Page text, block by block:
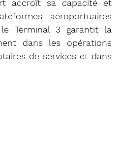
accroît sa capacité et
aéroportuaires
Terminal 3 garantit la
dans les opérations
de services et dans